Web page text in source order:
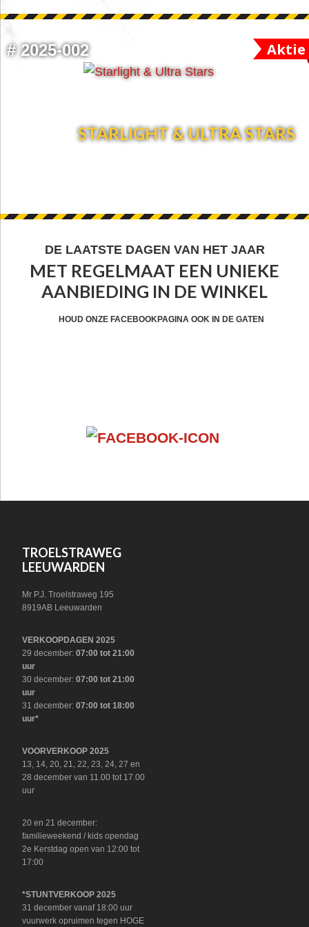
#2025-002 Aktie
STARLIGHT & ULTRA STARS
FOOTER
WIDGET
HEADER
DE LAATSTE DAGEN VAN HET JAAR
MET REGELMAAT EEN UNIEKE
AANBIEDING IN DE WINKEL
HOUD ONZE FACEBOOKPAGINA OOK IN DE GATEN
WIDGET
HEADER
TROELSTRAWEG
LEEUWARDEN
Mr P.J. Troelstraweg 195
8919AB Leeuwarden
VERKOOPDAGEN 2025
29 december:07:00 tot 21:00
uur
30 december:07:00 tot 21:00
uur
31 december:07:00 tot 18:00
uur*
VOORVERKOOP 2025
13, 14, 20, 21, 22, 23, 24, 27 en
28 december van 11.00 tot 17.00
uur
20 en 21 december:
familieweekend / kids opendag
2e Kerstdag open van 12:00 tot
17:00
*STUNTVERKOOP 2025
31 december vanaf 18:00 uur
vuurwerk opruimen tegen HOGE